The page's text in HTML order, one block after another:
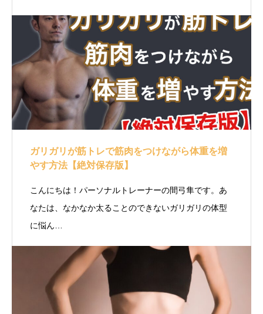
ガリガリが筋トレで筋肉をつけながら体重を増
やす方法【絶対保存版】
こんにちは！パーソナルトレーナーの間弓隼です。あ
なたは、なかなか太ることのできないガリガリの体型
に悩ん…